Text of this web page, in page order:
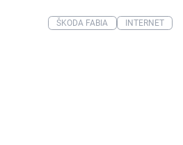
ŠKODA FABIA INTERNET